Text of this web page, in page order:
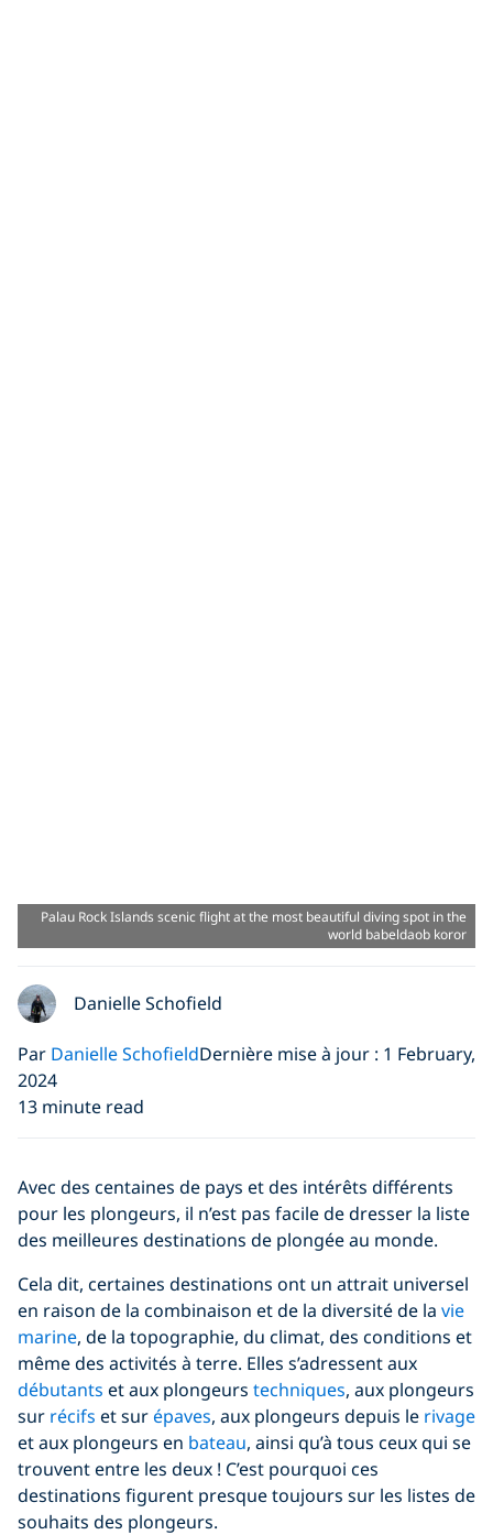
Palau Rock Islands scenic flight at the most beautiful diving spot in the
world babeldaob koror
Danielle Schofield
Par Danielle SchofieldDernière mise à jour : 1 February,
2024
13 minute read
Avec des centaines de pays et des intérêts différents
pour les plongeurs, il n’est pas facile de dresser la liste
des meilleures destinations de plongée au monde.
Cela dit, certaines destinations ont un attrait universel
en raison de la combinaison et de la diversité de la vie
marine, de la topographie, du climat, des conditions et
même des activités à terre. Elles s’adressent aux
débutants et aux plongeurs techniques, aux plongeurs
sur récifs et surépaves, aux plongeurs depuis le rivage
et aux plongeurs en bateau, ainsi qu’à tous ceux qui se
trouvent entre les deux ! C’est pourquoi ces
destinations figurent presque toujours sur les listes de
souhaits des plongeurs.